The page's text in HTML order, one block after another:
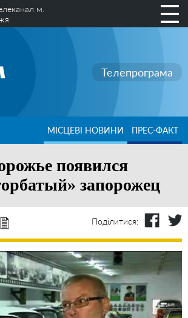
м.
Телепрограма
МІСЦЕВІ НОВИНИ ПРЕС-ФАКТ
появился
запорожец
Поділитися: